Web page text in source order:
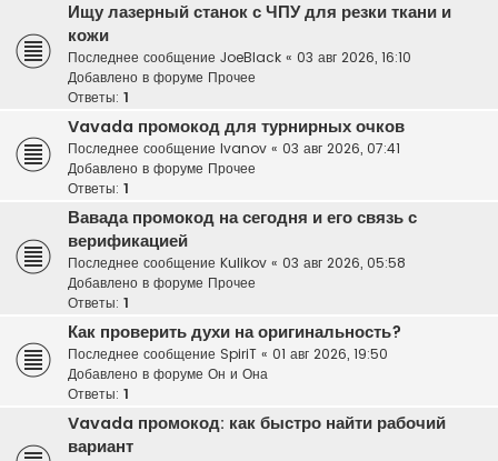
Ищу лазерный станок с ЧПУ для резки ткани и
кожи
Последнее сообщение JoeBlack « 03 авг 2026, 16:10
Добавлено в форуме Прочее
Ответы: 1
Vavada промокод для турнирных очков
Последнее сообщение Ivanov « 03 авг 2026, 07:41
Добавлено в форуме Прочее
Ответы: 1
Вавада промокод на сегодня и его связь с
верификацией
Последнее сообщение Kulikov « 03 авг 2026, 05:58
Добавлено в форуме Прочее
Ответы: 1
Как проверить духи на оригинальность?
Последнее сообщение SpiriT « 01 авг 2026, 19:50
Добавлено в форуме Он и Она
Ответы: 1
Vavada промокод: как быстро найти рабочий
вариант